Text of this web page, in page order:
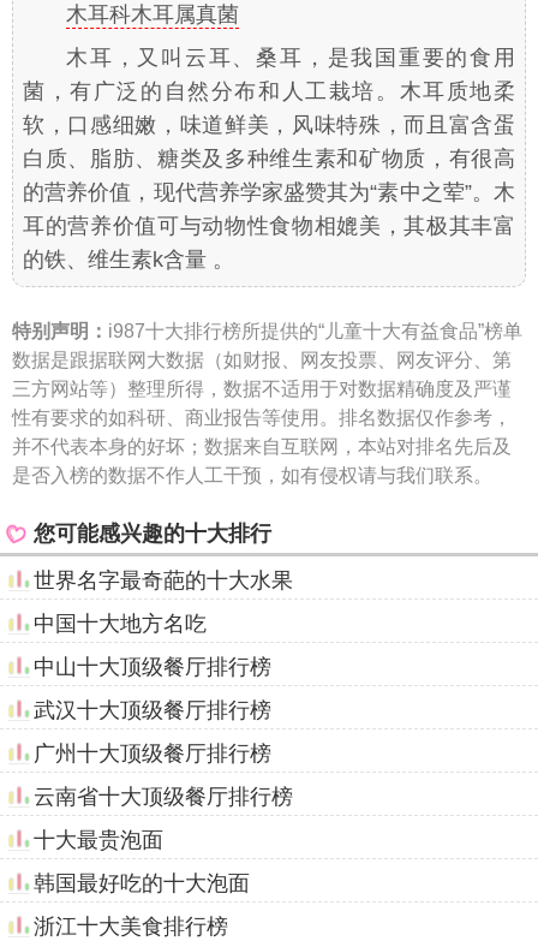
木耳科木耳属真菌
木耳，又叫云耳、桑耳，是我国重要的食用
菌，有广泛的自然分布和人工栽培。木耳质地柔
软，口感细嫩，味道鲜美，风味特殊，而且富含蛋
白质、脂肪、糖类及多种维生素和矿物质，有很高
的营养价值，现代营养学家盛赞其为“素中之荤”。木
耳的营养价值可与动物性食物相媲美，其极其丰富
的铁、维生素k含量 。
特别声明： i987十大排行榜所提供的“儿童十大有益食品”榜单
数据是跟据联网大数据（如财报、网友投票、网友评分、第
三方网站等）整理所得，数据不适用于对数据精确度及严谨
性有要求的如科研、商业报告等使用。排名数据仅作参考，
并不代表本身的好坏；数据来自互联网，本站对排名先后及
是否入榜的数据不作人工干预，如有侵权请与我们联系。
您可能感兴趣的十大排行
世界名字最奇葩的十大水果
中国十大地方名吃
中山十大顶级餐厅排行榜
武汉十大顶级餐厅排行榜
广州十大顶级餐厅排行榜
云南省十大顶级餐厅排行榜
十大最贵泡面
韩国最好吃的十大泡面
浙江十大美食排行榜